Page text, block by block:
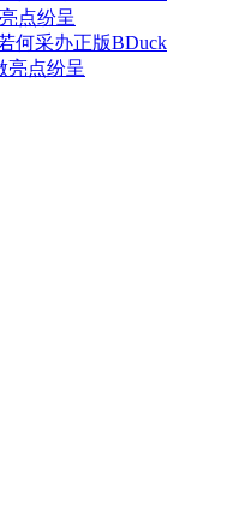
点纷呈
何采办正版BDuck
亮点纷呈